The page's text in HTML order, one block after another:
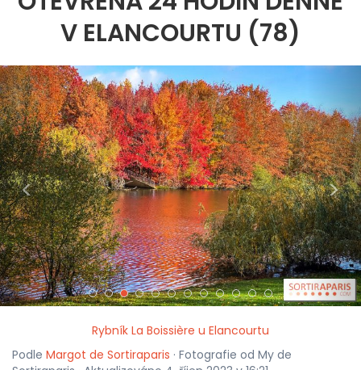
V ELANCOURTU (78)
< >
Rybník La Boissière u Elancourtu
Podle Margot de Sortiraparis · Fotografie od My de